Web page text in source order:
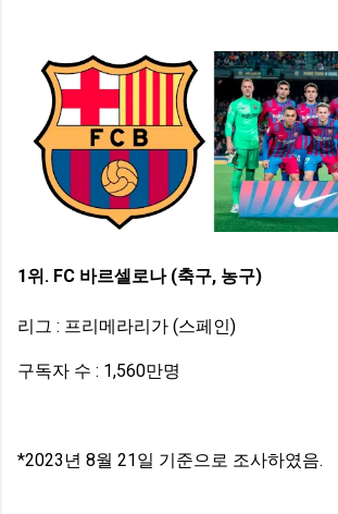
1위. FC 바르셀로나 (축구, 농구)
리그 : 프리메라리가 (스페인)
구독자 수 : 1,560만명
*2023년 8월 21일 기준으로 조사하였음.